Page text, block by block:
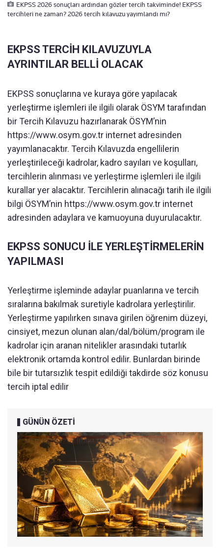
EKPSS 2026 sonuçları ardından gözler tercih takviminde! EKPSS
tercihleri ne zaman? 2026 tercih kılavuzu yayımlandı mı?
EKPSS TERCİH KILAVUZUYLA
AYRINTILAR BELLİ OLACAK
EKPSS sonuçlarına ve kuraya göre yapılacak
yerleştirme işlemleri ile ilgili olarak ÖSYM tarafından
bir Tercih Kılavuzu hazırlanarak ÖSYM’nin
https://www.osym.gov.tr internet adresinden
yayımlanacaktır. Tercih Kılavuzda engellilerin
yerleştirileceği kadrolar, kadro sayıları ve koşulları,
tercihlerin alınması ve yerleştirme işlemleri ile ilgili
kurallar yer alacaktır. Tercihlerin alınacağı tarih ile ilgili
bilgi ÖSYM’nin https://www.osym.gov.tr internet
adresinden adaylara ve kamuoyuna duyurulacaktır.
EKPSS SONUCU İLE YERLEŞTİRMELERİN
YAPILMASI
Yerleştirme işleminde adaylar puanlarına ve tercih
sıralarına bakılmak suretiyle kadrolara yerleştirilir.
Yerleştirme yapılırken sınava girilen öğrenim düzeyi,
cinsiyet, mezun olunan alan/dal/bölüm/program ile
kadrolar için aranan nitelikler arasındaki tutarlık
elektronik ortamda kontrol edilir. Bunlardan birinde
bile bir tutarsızlık tespit edildiği takdirde söz konusu
tercih iptal edilir
GÜNÜN ÖZETİ